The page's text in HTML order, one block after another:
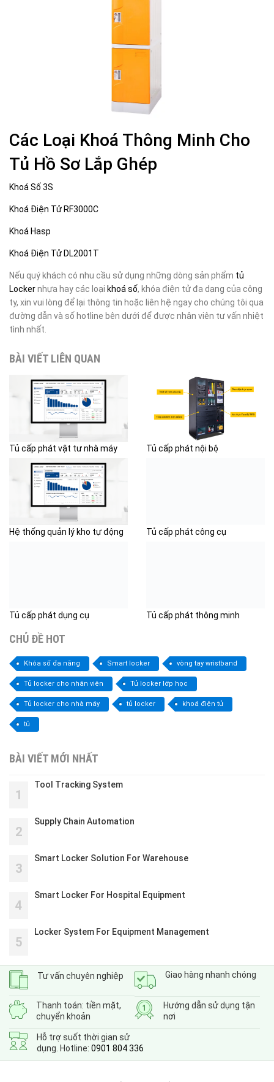
Các Loại Khoá Thông Minh Cho
Tủ Hồ Sơ Lắp Ghép
Khoá Số 3S
Khoá Điện Tử RF3000C
Khoá Hasp
Khoá Điện Tử DL2001T
Nếu quý khách có nhu cầu sử dụng những dòng sản phẩm tủ
Lockernhựa hay các loại khoá số, khóa điện tử đa dạng của công
ty, xin vui lòng để lại thông tin hoặc liên hệ ngay cho chúng tôi qua
đường dẫn và số hotline bên dưới để được nhân viên tư vấn nhiệt
tình nhất.
BÀI VIẾT LIÊN QUAN
Tủ cấp phát vật tư nhà máy Tủ cấp phát nội bộ
Hệ thống quản lý kho tự động Tủ cấp phát công cụ
Tủ cấp phát dụng cụ Tủ cấp phát thông minh
CHỦ ĐỀ HOT
Khóa số đa năng Smart locker vòng tay wristband
Tủ locker cho nhân viên Tủ locker lớp học
Tủ locker cho nhà máy tủ locker khoá điện tử
tủ
BÀI VIẾT MỚI NHẤT
1
Tool Tracking System
2
Supply Chain Automation
3
Smart Locker Solution For Warehouse
4
Smart Locker For Hospital Equipment
5
Locker System For Equipment Management
Tư vấn chuyên nghiệp Giao hàng nhanh chóng
Thanh toán: tiền mặt,
chuyển khoản
Hướng dẫn sử dụng tận
nơi
Hỗ trợ suốt thời gian sử
dụng. Hotline: 0901 804 336